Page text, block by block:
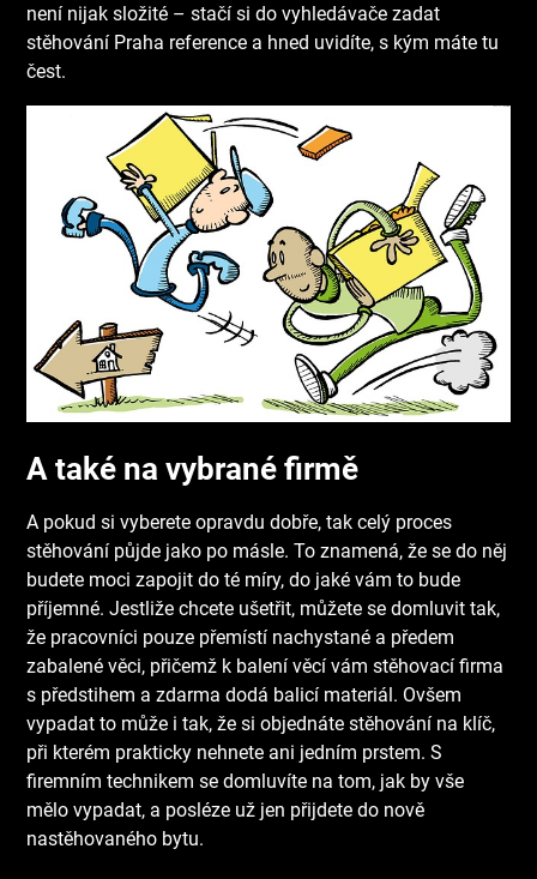
není nijak složité – stačí si do vyhledávače zadat
stěhování Praha reference a hned uvidíte, s kým máte tu
čest.
A také na vybrané firmě
A pokud si vyberete opravdu dobře, tak celý proces
stěhování půjde jako po másle. To znamená, že se do něj
budete moci zapojit do té míry, do jaké vám to bude
příjemné. Jestliže chcete ušetřit, můžete se domluvit tak,
že pracovníci pouze přemístí nachystané a předem
zabalené věci, přičemž k balení věcí vám stěhovací firma
s předstihem a zdarma dodá balicí materiál. Ovšem
vypadat to může i tak, že si objednáte stěhování na klíč,
při kterém prakticky nehnete ani jedním prstem. S
firemním technikem se domluvíte na tom, jak by vše
mělo vypadat, a posléze už jen přijdete do nově
nastěhovaného bytu.